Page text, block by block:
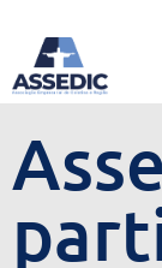
conteúdo